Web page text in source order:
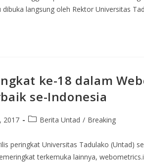
langsung oleh Rektor Universitas
ke-18 dalam
se-Indonesia
2017 Berita Untad / Breaking
peringkat Universitas Tadulako (Untad)
terkemuka lainnya,